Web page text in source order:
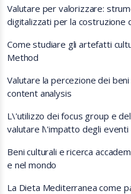
Valutare per valorizzare:
digitalizzati per la costruzione
Come studiare gli artefatti
Method
Valutare la percezione dei
content analysis
L\'utilizzo dei focus group e
valutare l\'impatto degli eventi
Beni culturali e ricerca
e nel mondo
La Dieta Mediterranea come